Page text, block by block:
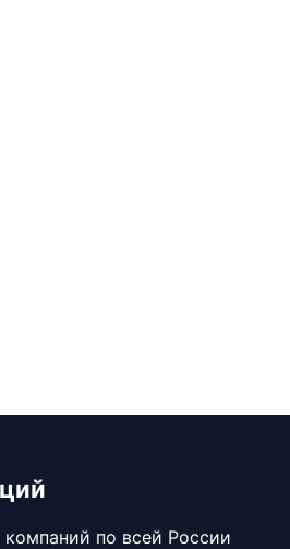
компаний по всей России